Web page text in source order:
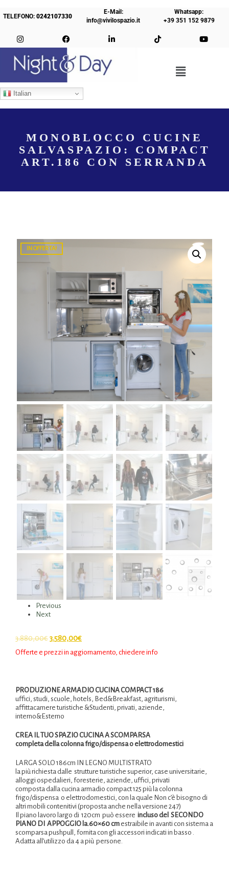
TELEFONO:0242107330
E-Mail:
info@vivilospazio.it
Whatsapp:
+39 351 152 9879
Italian
MONOBLOCCO CUCINE
SALVASPAZIO: COMPACT
ART.186 CON SERRANDA
IN OFFERTA!
Previous
Next
3.880,00€3.580,00€
Offerte e prezzi in aggiornamento, chiedere info
PRODUZIONEARMADIO CUCINA COMPACT 186
uffici, studi, scuole, hotels, Bed&Breakfast, agriturismi,
affittacamere turistiche &Studenti, privati, aziende,
interno&Esterno
CREA IL TUO SPAZIO CUCINA A SCOMPARSA
completa della colonna frigo/dispensa o elettrodomestici
LARGA SOLO 186cm IN LEGNO MULTISTRATO
la più richiesta dalle strutture turistiche superior, case universitarie,
alloggi ospedalieri, foresterie, aziende, uffici, privati
composta dalla cucina armadio compact 125 più la colonna
frigo/dispensa o elettrodomestici, con la quale Non c’è bisogno di
altri mobili contenitivi (proposta anche nella versione 247)
Il piano lavoro largo di 120cm può essere incluso del SECONDO
PIANO DI APPOGGIO la.60×60 cm estraibile in avanti con sistema a
scomparsa pushpull, fornita con gli accessori indicati in basso .
Adatta all’utilizzo da 4 a più persone.